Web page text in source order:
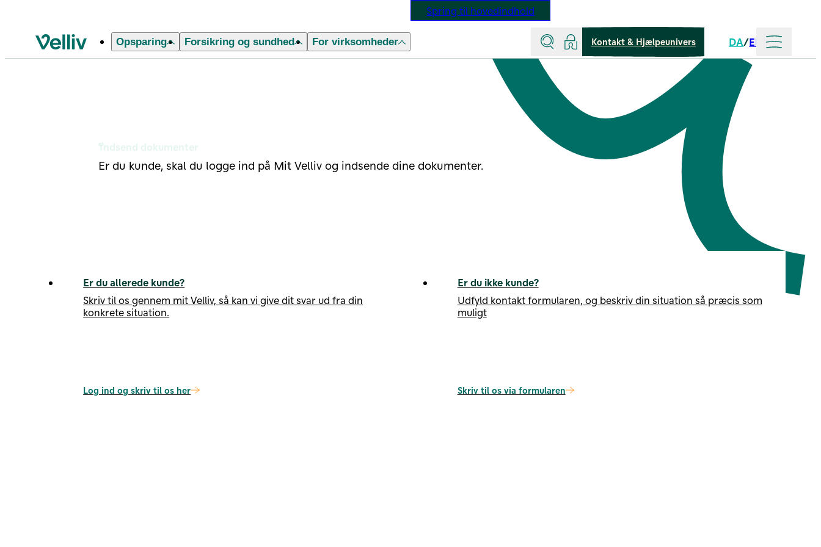
Spring til hovedindhold
Velliv startside
Opsparing Forsikring og sundhed For virksomheder Søg Log indKontakt & Hjælpeunivers
Sprog
DA EN Mere
Indsend dokumenter
Er du kunde, skal du logge ind på Mit Velliv og indsende dine dokumenter.
Er du allerede kunde?
Skriv til os gennem mit Velliv, så kan vi give dit svar ud fra din
konkrete situation.
Log ind og skriv til os her
Er du ikke kunde?
Udfyld kontakt formularen, og beskriv din situation så præcis som
muligt
Skriv til os via formularen